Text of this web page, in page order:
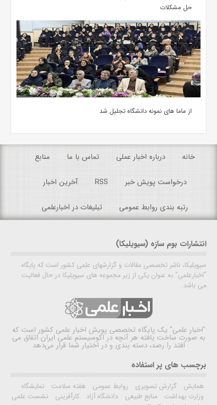
حل مشکلات
از ماما های نمونه دانشگاه تجلیل شد
خانه درباره اخبار عملی تماس با ما منابع
درخواست پویش خبر RSS آخرین اخبار
رتبه بندی روابط عمومی تبلیغات در اخبارعلمی
انتشارات بوم سازه (سیویلیکا)
سیویلیکا، ناشر تخصصی مقالات و گزارشهای علمی کشور است که پایگاه
"اخبارعلمی" به عنوان یکی از زیر مجموعه های سیویلیکا در حال فعالیت
می باشد.
"اخبار علمی" یک پایگاه تخصصی پویش اخبار علمی کشور است که
به صورت ساخت یافته هر آنچه در اکوسیستم علمی ایران اتفاق می
افتد را رصد، دسته بندی و در اختیار شما قرار می‌دهد
برچسب های پر استفاده
همایش گزارش تصویری روابط عمومی هفته سلامت
نمایشگاه
وزارت بهداشت
منابع طبیعی دانشگاه آزاد کارآفرینی
نشست علمی